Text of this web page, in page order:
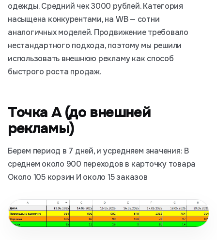
одежды. Средний чек 3000 рублей. Категория
насыщена конкурентами, на WB — сотни
аналогичных моделей. Продвижение требовало
нестандартного подхода, поэтому мы решили
использовать внешнюю рекламу как способ
быстрого роста продаж.
Точка А (до внешней
рекламы)
Берем период в 7 дней, и усредняем значения: В
среднем около 900 переходов в карточку товара
Около 105 корзин И около 15 заказов